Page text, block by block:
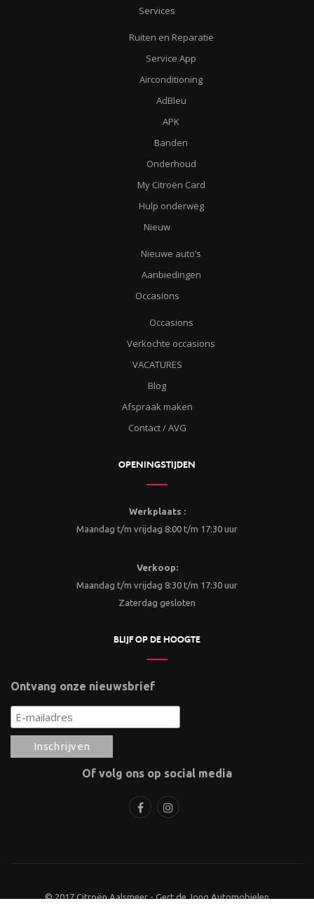
Services
Ruiten en Reparatie
Service App
Airconditioning
AdBleu
APK
Banden
Onderhoud
My Citroën Card
Hulp onderweg
Nieuw
Nieuwe auto’s
Aanbiedingen
Occasions
Occasions
Verkochte occasions
VACATURES
Blog
Afspraak maken
Contact / AVG
OPENINGSTIJDEN
Werkplaats :
Maandag t/m vrijdag 8:00 t/m 17:30 uur
Verkoop:
Maandag t/m vrijdag 8:30 t/m 17:30 uur
Zaterdag gesloten
BLIJF OP DE HOOGTE
Ontvang onze nieuwsbrief
Of volg ons op social media
© 2017 Citroën Aalsmeer - Gert de Jong Automobielen